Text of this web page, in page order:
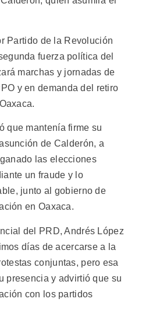
Partido de la Revolución
fuerza política del
marchas y jornadas de
y en demanda del retiro
que mantenía firme su
de Calderón, a
las elecciones
un fraude y lo
junto al gobierno de
en Oaxaca.
del PRD, Andrés López
días de acercarse a la
conjuntas, pero esa
presencia y advirtió que su
con los partidos